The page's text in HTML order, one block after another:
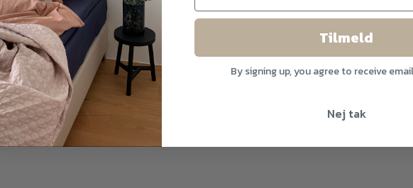
220x260cm, 240x260cm, 260x260cm, 280x260cm, 300x270cm
,Støvet grøn, Støvet rosa
Tilmeld
By signing up, you agree to receive
Nej tak